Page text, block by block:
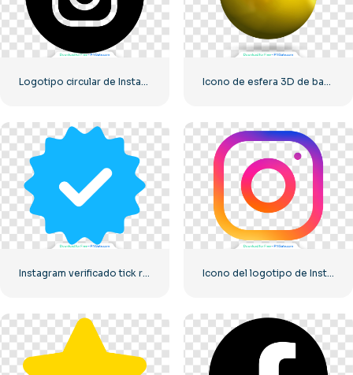
Logotipo circular de Instagram negro Icono de esfera 3D de bandera de Ucrania
Instagram verificado tick redondeado azul Icono del logotipo de Instagram lineal degradado